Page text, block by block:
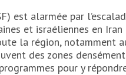
est alarmée par
et israéliennes en
la région, notamment
des zones
pour y